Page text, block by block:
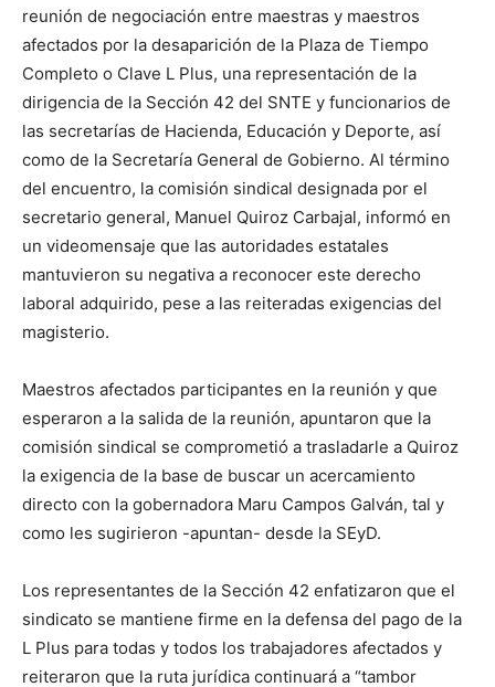
reunión de negociación entre maestras y maestros
afectados por la desaparición de la Plaza de Tiempo
Completo o Clave L Plus, una representación de la
dirigencia de la Sección 42 del SNTE y funcionarios de
las secretarías de Hacienda, Educación y Deporte, así
como de la Secretaría General de Gobierno. Al término
del encuentro, la comisión sindical designada por el
secretario general, Manuel Quiroz Carbajal, informó en
un videomensaje que las autoridades estatales
mantuvieron su negativa a reconocer este derecho
laboral adquirido, pese a las reiteradas exigencias del
magisterio.
Maestros afectados participantes en la reunión y que
esperaron a la salida de la reunión, apuntaron que la
comisión sindical se comprometió a trasladarle a Quiroz
la exigencia de la base de buscar un acercamiento
directo con la gobernadora Maru Campos Galván, tal y
como les sugirieron -apuntan- desde la SEyD.
Los representantes de la Sección 42 enfatizaron que el
sindicato se mantiene firme en la defensa del pago de la
L Plus para todas y todos los trabajadores afectados y
reiteraron que la ruta jurídica continuará a “tambor